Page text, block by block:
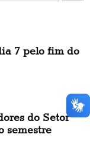
7 pelo fim do
do Setor
semestre